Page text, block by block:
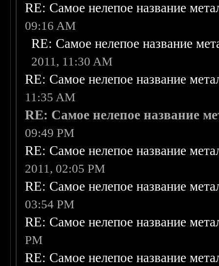
RE: Самое нелепое название
09:16 AM
RE: Самое нелепое название
2011, 11:30 AM
RE: Самое нелепое название
11:35 AM
RE: Самое нелепое название
09:49 PM
RE: Самое нелепое название
2011, 02:05 PM
RE: Самое нелепое название
03:54 PM
RE: Самое нелепое название
PM
RE: Самое нелепое название